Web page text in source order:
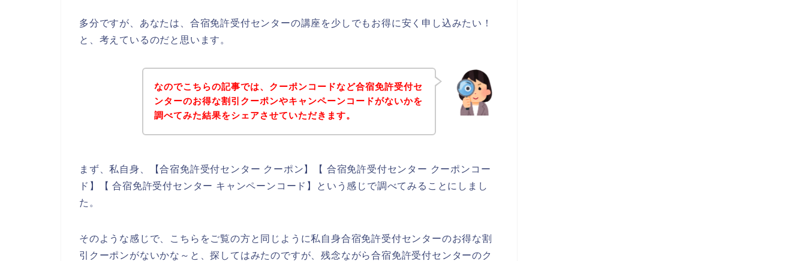
多分ですが、あなたは、合宿免許受付センターの講座を少しでもお得に安く申し込みたい！
と、考えているのだと思います。
なのでこちらの記事では、クーポンコードなど合宿免許受付セ
ンターのお得な割引クーポンやキャンペーンコードがないかを
調べてみた結果をシェアさせていただきます。
まず、私自身、【合宿免許受付センター クーポン】【 合宿免許受付センター クーポンコー
ド】【 合宿免許受付センター キャンペーンコード】という感じで調べてみることにしまし
た。
そのような感じで、こちらをご覧の方と同じように私自身合宿免許受付センターのお得な割
引クーポンがないかな～と、探してはみたのですが、残念ながら合宿免許受付センターのク